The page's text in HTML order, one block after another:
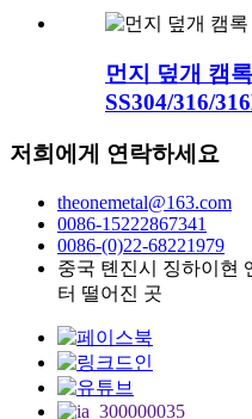
먼지 덮개 캠
SS304/316/
저희에게 연락하세요
theonemetal@163.com
0086-15222867341
0086-(0)22-68221979
중국 톈진시 징하이현
터 떨어진 곳